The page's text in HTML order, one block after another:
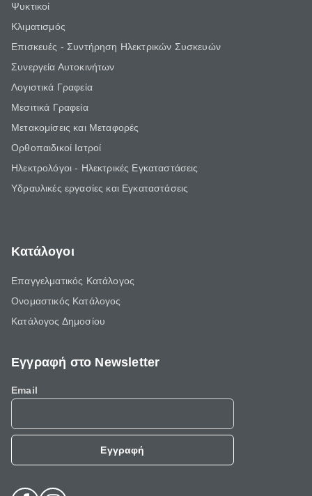
Ψυκτικοί
Κλιματισμός
Επισκευές - Συντήρηση Ηλεκτρικών Συσκευών
Συνεργεία Αυτοκινήτων
Λογιστικά Γραφεία
Μεσιτικά Γραφεία
Μετακομίσεις και Μεταφορές
Ορθοπαιδικοί Ιατροί
Ηλεκτρολόγοι - Ηλεκτρικές Εγκαταστάσεις
Υδραυλικές εργασίες και Εγκαταστάσεις
Κατάλογοι
Επαγγελματικός Κατάλογος
Ονομαστικός Κατάλογος
Κατάλογος Δημοσίου
Εγγραφή στο Newsletter
Email
Εγγραφή